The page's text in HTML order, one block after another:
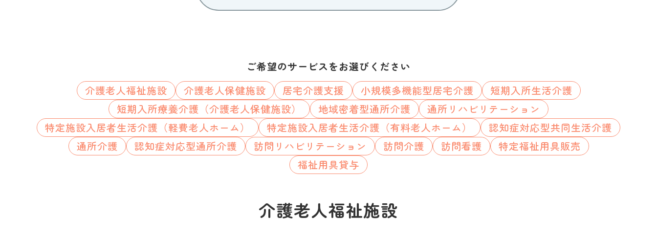
ご希望のサービスをお選びください
介護老人福祉施設
介護老人保健施設 居宅介護支援 小規模多機能型居宅介護
短期入所生活介護
短期入所療養介護（介護老人保健施設）
地域密着型通所介護
通所リハビリテーション
特定施設入居者生活介護（軽費老人ホーム）
特定施設入居者生活介護（有料老人ホーム）
認知症対応型共同生活介護
通所介護
認知症対応型通所介護 訪問リハビリテーション 訪問介護 訪問看護
特定福祉用具販売
福祉用具貸与
介護老人福祉施設